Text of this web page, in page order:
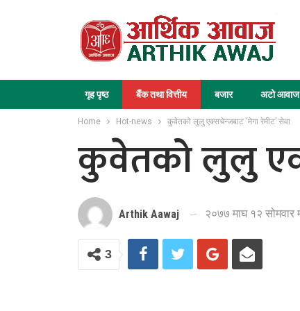
गृह पृष्ठ बैंक तथा वित्तीय बजार अटो आवाज
Home Hot-news कुवेतको लुलु एक्सचेन्जबाट ‘मेगा रेमीट’ सेवा
कुवेतको लुलु
Arthik Aawaj २०७७ माघ १२ सोमवार
3